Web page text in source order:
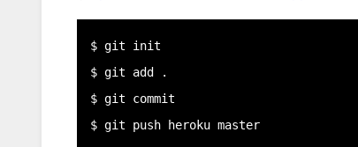
$ git init
$ git add .
$ git commit
$ git push heroku master